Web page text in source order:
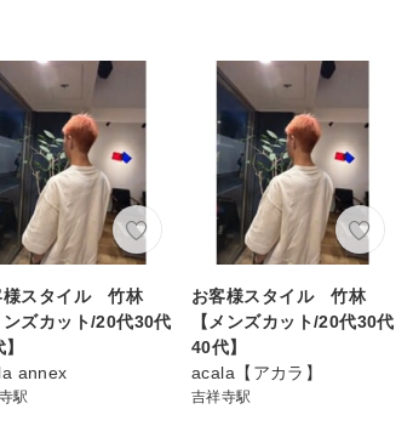
様スタイル 竹林
ンズカット/20代30代
annex
駅
お客様スタイル 竹林
【メンズカット/20代30代
40代】
acala【アカラ】
吉祥寺駅